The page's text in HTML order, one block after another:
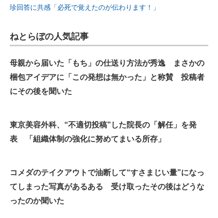
珍回答に共感「必死で覚えたのが伝わります！」
ねとらぼの人気記事
母親から届いた「もち」の仕送り方法が秀逸 まさかの
梱包アイデアに「この発想は無かった」と称賛 投稿者
にその後を聞いた
東京美容外科、“不適切投稿”した院長の「解任」を発
表 「組織体制の強化に努めてまいる所存」
コメダのテイクアウトで油断して“すさまじい量”になっ
てしまった写真があるある 受け取ったその後はどうな
ったのか聞いた